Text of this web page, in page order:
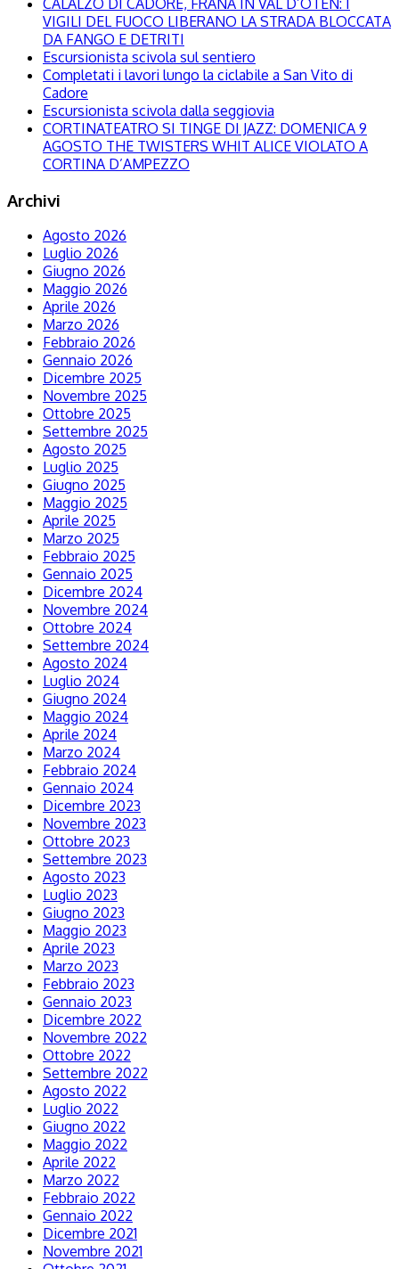
CALALZO DI CADORE, FRANA IN VAL D’OTEN: I
VIGILI DEL FUOCO LIBERANO LA STRADA BLOCCATA
DA FANGO E DETRITI
Escursionista scivola sul sentiero
Completati i lavori lungo la ciclabile a San Vito di
Cadore
Escursionista scivola dalla seggiovia
CORTINATEATRO SI TINGE DI JAZZ: DOMENICA 9
AGOSTO THE TWISTERS WHIT ALICE VIOLATO A
CORTINA D’AMPEZZO
Archivi
Agosto 2026
Luglio 2026
Giugno 2026
Maggio 2026
Aprile 2026
Marzo 2026
Febbraio 2026
Gennaio 2026
Dicembre 2025
Novembre 2025
Ottobre 2025
Settembre 2025
Agosto 2025
Luglio 2025
Giugno 2025
Maggio 2025
Aprile 2025
Marzo 2025
Febbraio 2025
Gennaio 2025
Dicembre 2024
Novembre 2024
Ottobre 2024
Settembre 2024
Agosto 2024
Luglio 2024
Giugno 2024
Maggio 2024
Aprile 2024
Marzo 2024
Febbraio 2024
Gennaio 2024
Dicembre 2023
Novembre 2023
Ottobre 2023
Settembre 2023
Agosto 2023
Luglio 2023
Giugno 2023
Maggio 2023
Aprile 2023
Marzo 2023
Febbraio 2023
Gennaio 2023
Dicembre 2022
Novembre 2022
Ottobre 2022
Settembre 2022
Agosto 2022
Luglio 2022
Giugno 2022
Maggio 2022
Aprile 2022
Marzo 2022
Febbraio 2022
Gennaio 2022
Dicembre 2021
Novembre 2021